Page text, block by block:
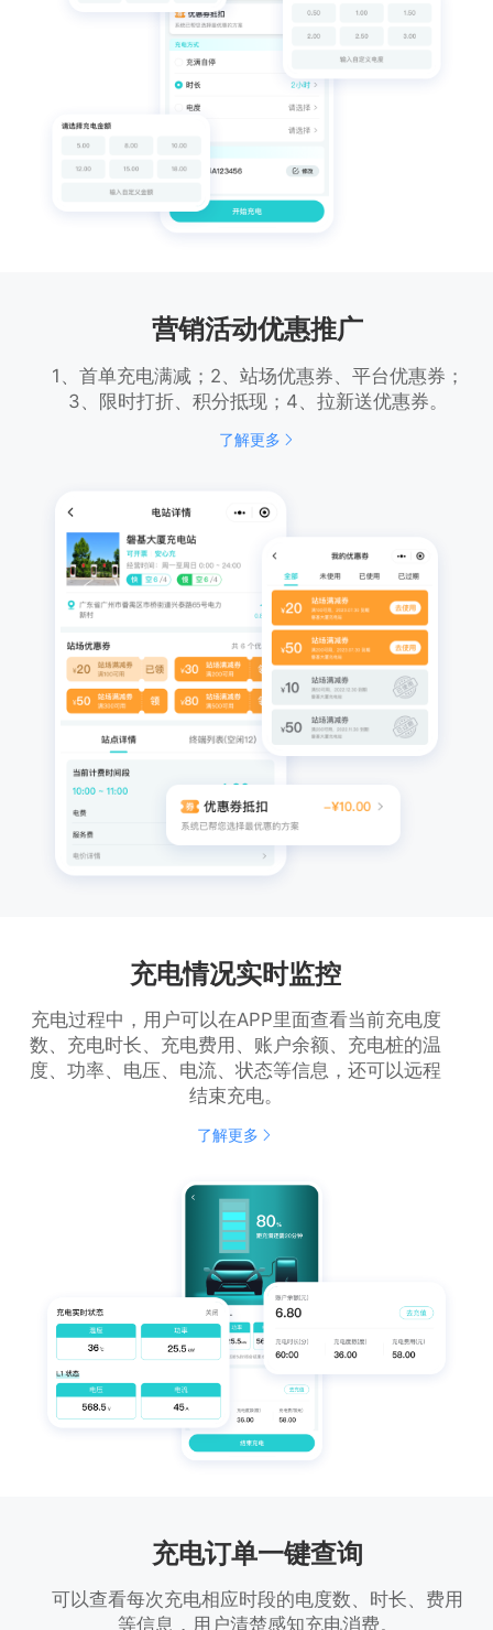
营销活动优惠推广
1、首单充电满减；2、站场优惠券、平台优惠券；
3、限时打折、积分抵现；4、拉新送优惠券。
了解更多
充电情况实时监控
充电过程中，用户可以在APP里面查看当前充电度
数、充电时长、充电费用、账户余额、充电桩的温
度、功率、电压、电流、状态等信息，还可以远程
结束充电。
了解更多
充电订单一键查询
可以查看每次充电相应时段的电度数、时长、费用
等信息，用户清楚感知充电消费。